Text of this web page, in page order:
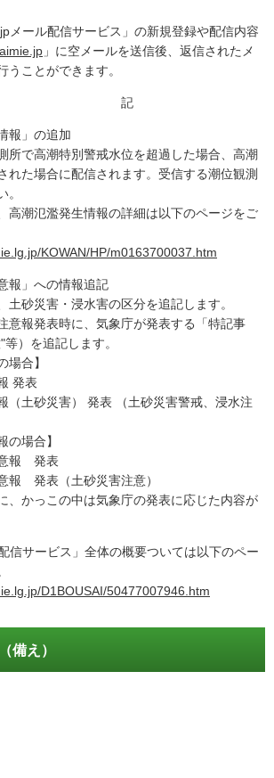
メール配信サービス」の新規登録や配信内容
」に空メールを送信後、返信されたメ
うことができます。
報」の追加
所で高潮特別警戒水位を超過した場合、高潮
れた場合に配信されます。受信する潮位観測
。
高潮氾濫発生情報の詳細は以下のページをご
KOWAN/HP/m0163700037.htm
報」への情報追記
砂災害・浸水害の区分を追記します。
意報発表時に、気象庁が発表する「特記事
）を追記します。
合】
発表
土砂災害） 発表 （土砂災害警戒、浸水注
場合】
報 発表
発表（土砂災害注意）
かっこの中は気象庁の発表に応じた内容が
信サービス」全体の概要ついては以下のペー
D1BOUSAI/50477007946.htm
備え）